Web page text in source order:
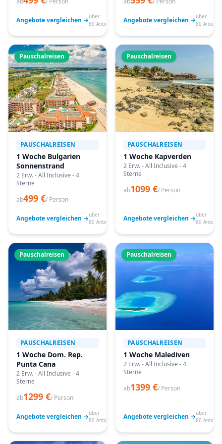
Angebote vergleichen →über
80 Anbieter
Angebote vergleichen →über
80
Pauschalreisen
PAUSCHALREISEN
1 Woche Bulgarien
Sonnenstrand
2 Erw. - All Inclusive - 4
Sterne
ab499 €/ Person
Angebote vergleichen →über
80 Anbieter
Pauschalreisen
PAUSCHALREISEN
1 Woche Kapverden
2 Erw. - All Inclusive - 4
Sterne
ab1099 €/ Person
Angebote vergleichen →über
80
Pauschalreisen
PAUSCHALREISEN
1 Woche Dom. Rep.
Punta Cana
2 Erw. - All Inclusive - 4
Sterne
ab1299 €/ Person
Angebote vergleichen →über
80 Anbieter
Pauschalreisen
PAUSCHALREISEN
1 Woche Malediven
2 Erw. - All Inclusive - 4
Sterne
ab1399 €/ Person
Angebote vergleichen →über
80